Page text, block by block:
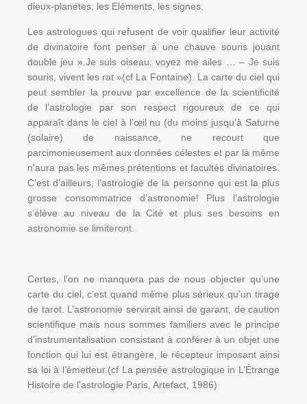
dieux-planétes, les Eléments, les signes.
Les astrologues qui refusent de voir qualifier leur activité
de divinatoire font penser à une chauve souris jouant
double jeu ».Je suis oiseau: voyez me ailes … – Je suis
souris, vivent les rat »(cf La Fontaine). La carte du ciel qui
peut sembler la preuve par excellence de la scientificité
de l’astrologie par son respect rigoureux de ce qui
apparaît dans le ciel à l’œil nu (du moins jusqu’à Saturne
(solaire) de naissance, ne recourt que
parcimonieusement aux données célestes et par là même
n’aura pas les mêmes prétentions et facultés divinatoires.
C’est d’ailleurs, l’astrologie de la personne qui est la plus
grosse consommatrice d’astronomie! Plus l’astrologie
s’élève au niveau de la Cité et plus ses besoins en
astronomie se limiteront.
Certes, l’on ne manquera pas de nous objecter qu’une
carte du ciel, c’est quand même plus sérieux qu’un tirage
de tarot. L’astronomie servirait ainsi de garant, de caution
scientifique mais nous sommes familiers avec le principe
d’instrumentalisation consistant à conférer à un objet une
fonction qui lui est étrangère, le récepteur imposant ainsi
sa loi à l’émetteur.(cf La pensée astrologique in L’Étrange
Histoire de l’astrologie Paris, Artefact, 1986)